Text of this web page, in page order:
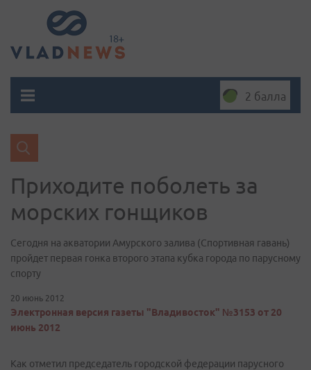
2 балла
Приходите поболеть за
морских гонщиков
Сегодня на акватории Амурского залива (Спортивная гавань)
пройдет первая гонка второго этапа кубка города по парусному
спорту
20 июнь 2012
Электронная версия газеты "Владивосток" №3153 от 20
июнь 2012
Как отметил председатель городской федерации парусного